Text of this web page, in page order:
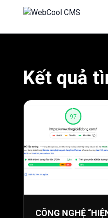
Kết quả
CÔNG NGHỆ